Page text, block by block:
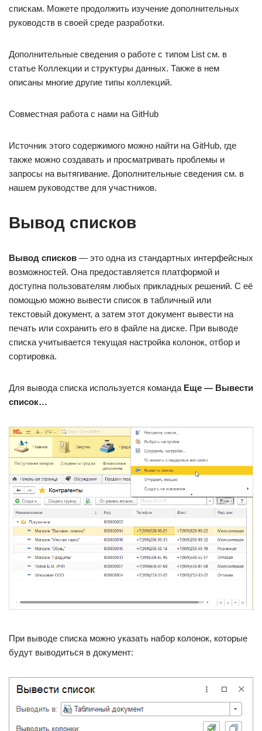
спискам. Можете продолжить изучение дополнительных
руководств в своей среде разработки.
Дополнительные сведения о работе с типом List см. в
статье Коллекции и структуры данных. Также в нем
описаны многие другие типы коллекций.
Совместная работа с нами на GitHub
Источник этого содержимого можно найти на GitHub, где
также можно создавать и просматривать проблемы и
запросы на вытягивание. Дополнительные сведения см. в
нашем руководстве для участников.
Вывод списков
Вывод списков — это одна из стандартных интерфейсных
возможностей. Она предоставляется платформой и
доступна пользователям любых прикладных решений. С её
помощью можно вывести список в табличный или
текстовый документ, а затем этот документ вывести на
печать или сохранить его в файле на диске. При выводе
списка учитывается текущая настройка колонок, отбор и
сортировка.
Для вывода списка используется команда Еще — Вывести
список…
При выводе списка можно указать набор колонок, которые
будут выводиться в документ: